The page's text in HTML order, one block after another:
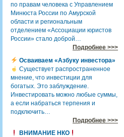
по правам человека с Управлением
Минюста России по Амурской
области и региональным
отделением «Ассоциации юристов
России» стало доброй…
Подробнее >>>
Осваиваем «Азбуку инвестора»
Существует распространенное
мнение, что инвестиции для
богатых. Это заблуждение.
Инвестировать можно любые суммы,
а если набраться терпения и
подключить…
Подробнее >>>
ВНИМАНИЕ НКО